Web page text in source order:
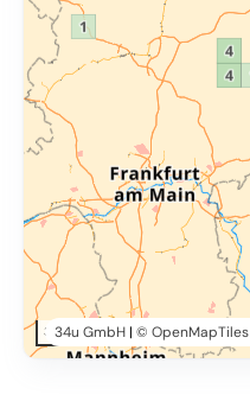
30 km
34u GmbH| © OpenMapTiles